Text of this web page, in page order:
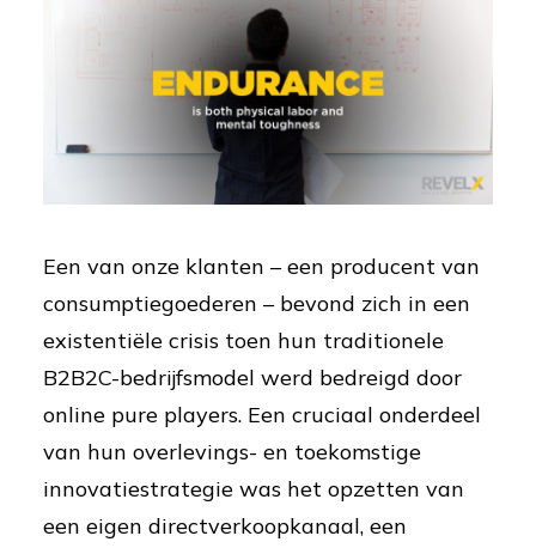
Een van onze klanten – een producent van
consumptiegoederen – bevond zich in een
existentiële crisis toen hun traditionele
B2B2C-bedrijfsmodel werd bedreigd door
online pure players. Een cruciaal onderdeel
van hun overlevings- en toekomstige
innovatiestrategie was het opzetten van
een eigen directverkoopkanaal, een